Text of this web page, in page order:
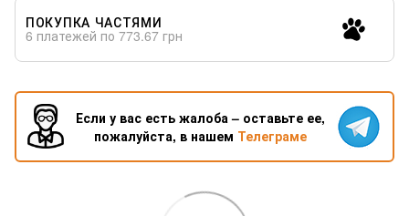
ПОКУПКА ЧАСТЯМИ
6 платежей по 773.67 грн
Если у вас есть жалоба – оставьте ее,
пожалуйста, в нашем Телеграме